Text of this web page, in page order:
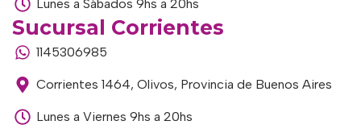
Lunes a Sábados 9hs a 20hs
Sucursal Corrientes
1145306985
Corrientes 1464, Olivos, Provincia de Buenos Aires
Lunes a Viernes 9hs a 20hs